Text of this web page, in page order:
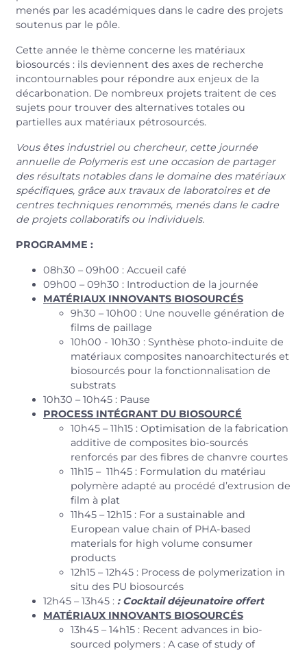
menés par les académiques dans le cadre des projets
soutenus par le pôle.
Cette année le thème concerne les matériaux
biosourcés : ils deviennent des axes de recherche
incontournables pour répondre aux enjeux de la
décarbonation. De nombreux projets traitent de ces
sujets pour trouver des alternatives totales ou
partielles aux matériaux pétrosourcés.
Vous êtes industriel ou chercheur, cette journée
annuelle de Polymeris est une occasion de partager
des résultats notables dans le domaine des matériaux
spécifiques, grâce aux travaux de laboratoires et de
centres techniques renommés, menés dans le cadre
de projets collaboratifs ou individuels.
PROGRAMME :
08h30 – 09h00 : Accueil café
09h00 – 09h30 : Introduction de la journée
MATÉRIAUX INNOVANTS BIOSOURCÉS
9h30 – 10h00 : Une nouvelle génération de
films de paillage
10h00 - 10h30 : Synthèse photo-induite de
matériaux composites nanoarchitecturés et
biosourcés pour la fonctionnalisation de
substrats
10h30 – 10h45 : Pause
PROCESS INTÉGRANT DU BIOSOURCÉ
10h45 – 11h15 : Optimisation de la fabrication
additive de composites bio-sourcés
renforcés par des fibres de chanvre courtes
11h15 – 11h45 : Formulation du matériau
polymère adapté au procédé d’extrusion de
film à plat
11h45 – 12h15 : For a sustainable and
European value chain of PHA-based
materials for high volume consumer
products
12h15 – 12h45 : Process de polymerization in
situ des PU biosourcés
12h45 – 13h45 : : Cocktail déjeunatoire offert
MATÉRIAUX INNOVANTS BIOSOURCÉS
13h45 – 14h15 : Recent advances in bio-
sourced polymers : A case of study of